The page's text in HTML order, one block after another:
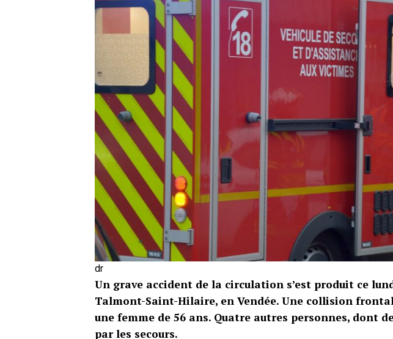
dr
Un grave accident de la circulation s’est produit ce
Talmont-Saint-Hilaire, en Vendée. Une collision
une femme de 56 ans. Quatre autres personnes, dont
par les secours.